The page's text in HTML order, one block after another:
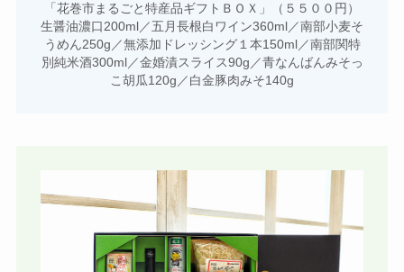
「花巻市まるごと特産品ギフトＢＯＸ」（５５００円）
生醤油濃口200ml／五月長根白ワイン360ml／南部小麦そ
うめん250g／無添加ドレッシング１本150ml／南部関特
別純米酒300ml／金婚漬スライス90g／青なんばんみそっ
こ胡瓜120g／白金豚肉みそ140g